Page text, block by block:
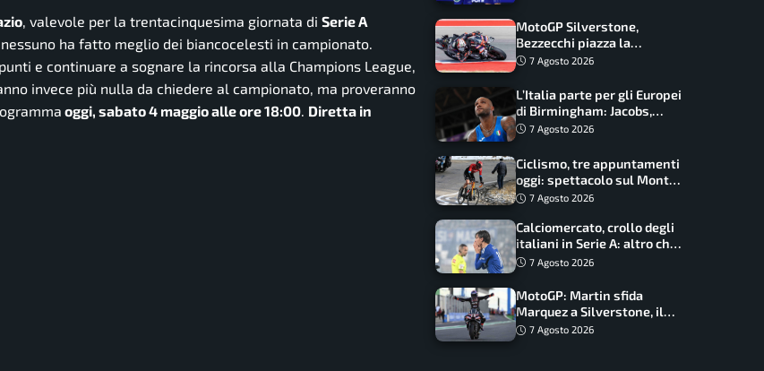
, valevole per la trentacinquesima giornata di Serie A
ha fatto meglio dei biancocelesti in campionato.
e continuare a sognare la rincorsa alla Champions League,
invece più nulla da chiedere al campionato, ma proveranno
oggi, sabato 4 maggio alle ore 18:00 Diretta in
MotoGP Silverstone,
Bezzecchi piazza la
zampata: Aprilia domina,
7 Agosto 2026
L’Italia parte per gli Europei
di Birmingham: Jacobs,
Tamberi e Battocletti
record
7 Agosto 2026
Ciclismo, tre appuntamenti
oggi: spettacolo sul Mont
Ventoux, orari e come
7 Agosto 2026
Calciomercato, crollo degli
italiani in Serie A: altro che
svolta dopo il Mondiale
7 Agosto 2026
MotoGP: Martin sfida
Marquez a Silverstone, il
programma e gli orari
7 Agosto 2026